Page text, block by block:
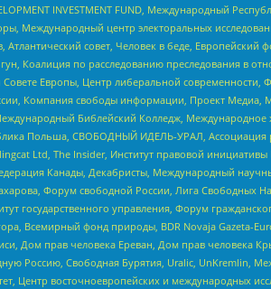
INVESTMENT FUND, Международный
Международный центр электоральных
Атлантический совет, Человек в беде,
Коалиция по расследованию преследования в
Европы, Центр либеральной
Компания свободы информации, Проект Медиа,
Библейский Колледж, Международное
Польша, СВОБОДНЫЙ ИДЕЛЬ-УРАЛ,
Ltd, The Insider, Институт правовой
Канады, Декабристы, Международный
Форум свободной России, Лига Свободных
государственного управления, Форум
Всемирный фонд природы, BDR Novaja Gazeta-
Дом прав человека Ереван, Дом прав человека
Россию, Свободная Бурятия, Uralic, UnKremlin,
Центр восточноевропейских и международных